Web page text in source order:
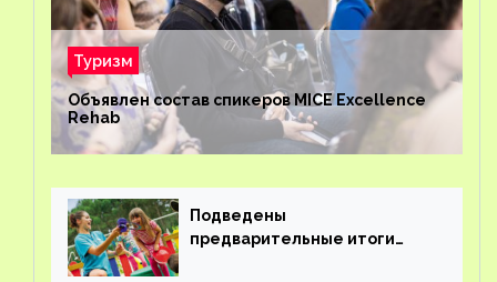
Туризм
Объявлен состав спикеров MICE Excellence
Rehab
Подведены
предварительные итоги